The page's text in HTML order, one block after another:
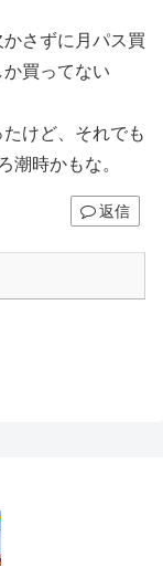
さずに月パス買
買ってない
けど、それでも
潮時かもな。
返信